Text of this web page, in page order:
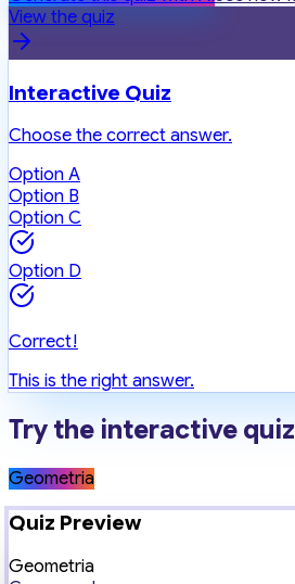
View the quiz
Interactive Quiz
Choose the correct answer.
Option A
Option B
Option C
Option D
Correct!
This is the right answer.
Try the interactive quiz
Geometria
Quiz Preview
Geometria